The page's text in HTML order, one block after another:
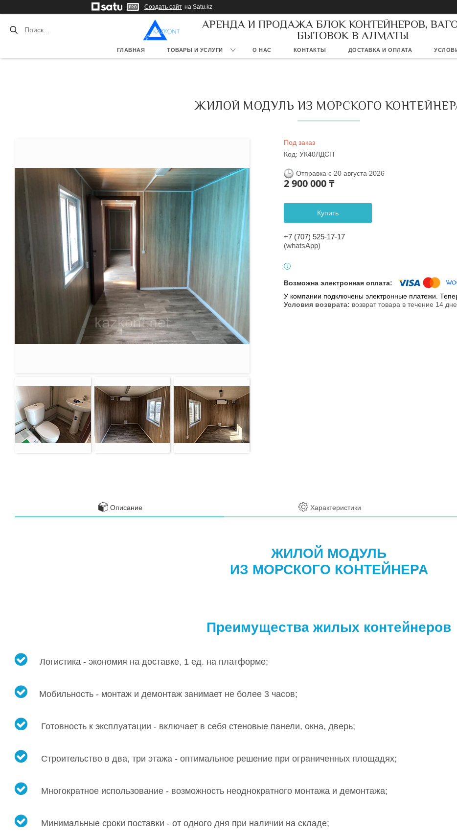
Создать сайт на Satu.kz
АРЕНДА И ПРОДАЖА БЛОК КОНТЕЙНЕРОВ,
БЫТОВОК В АЛМАТЫ
ГЛАВНАЯ ТОВАРЫ И УСЛУГИ О НАС КОНТАКТЫ ДОСТАВКА И ОПЛАТА
ЖИЛОЙ МОДУЛЬ ИЗ МОРСКОГО
Под заказ
Код: УК40ЛДСП
Отправка с 20 августа 2026
2 900 000 ₸
Купить
+7 (707) 525-17-17
(whatsApp)
У компании подключены электронные платежи.
возврат товара в течение 14
Описание Характеристики
ЖИЛОЙ МОДУЛЬ
ИЗ МОРСКОГО КОНТЕЙНЕРА
Преимущества жилых контейнеров
Логистика - экономия на доставке, 1 ед. на платформе;
Мобильность - монтаж и демонтаж занимает не более 3 часов;
Готовность к эксплуатации - включает в себя стеновые панели, окна, дверь;
Строительство в два, три этажа - оптимальное решение при ограниченных площадях;
Многократное использование - возможность неоднократного монтажа и демонтажа;
Минимальные сроки поставки - от одного дня при наличии на складе;